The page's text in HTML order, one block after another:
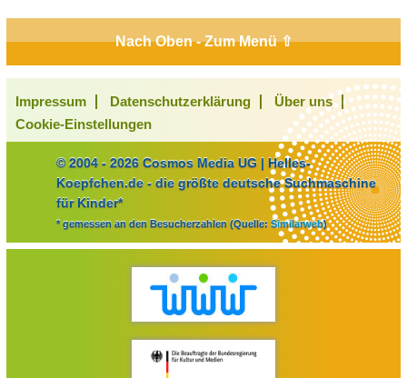
Nach Oben - Zum Menü ⇧
Impressum Datenschutzerklärung
Über uns
Cookie-Einstellungen
© 2004 - 2026 Cosmos Media UG | Helles-
Koepfchen.de - die größte deutsche Suchmaschine
für Kinder*
* gemessen an den Besucherzahlen (Quelle: Similarweb)